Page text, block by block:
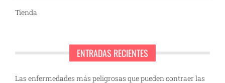
Tienda
ENTRADAS RECIENTES
Las enfermedades más peligrosas que pueden contraer las